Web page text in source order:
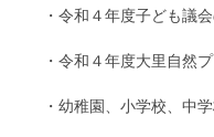
・令和４年度子ども議
・令和４年度大里自然
・幼稚園、小学校、中